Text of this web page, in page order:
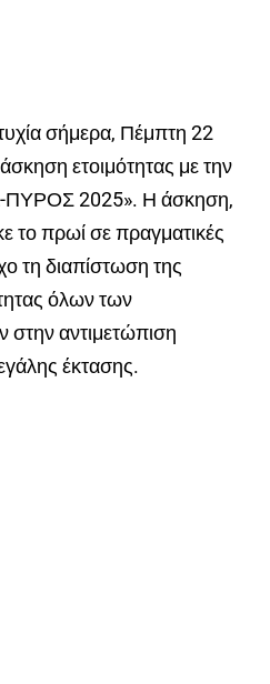
σήμερα, Πέμπτη 22
ετοιμότητας με την
ΠΥΡΟΣ 2025». Η άσκηση,
το πρωί σε πραγματικές
τη διαπίστωση της
όλων των
αντιμετώπιση
έκτασης.